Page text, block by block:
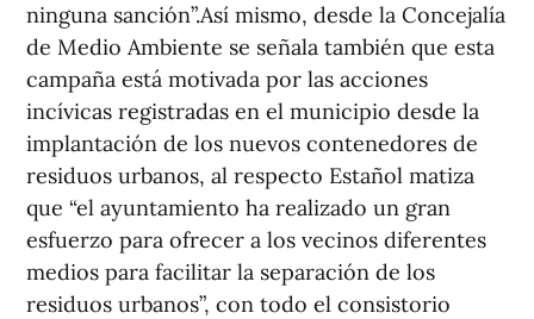
ninguna sanción”.Así mismo, desde la Concejalía
de Medio Ambiente se señala también que esta
campaña está motivada por las acciones
incívicas registradas en el municipio desde la
implantación de los nuevos contenedores de
residuos urbanos, al respecto Estañol matiza
que “el ayuntamiento ha realizado un gran
esfuerzo para ofrecer a los vecinos diferentes
medios para facilitar la separación de los
residuos urbanos”, con todo el consistorio